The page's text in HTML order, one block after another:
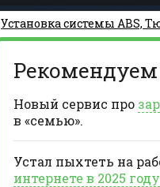
Установка системы ABS,
Рекомендуем
Новый сервис про
в «семью».
Устал пыхтеть на
интернете в 2025 году